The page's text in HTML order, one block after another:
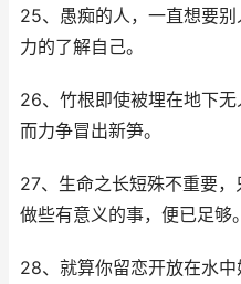
25、愚痴的人，一直想要
力的了解自己。
26、竹根即使被埋在地下
而力争冒出新笋。
27、生命之长短殊不重要
做些有意义的事，便已足够。
28、就算你留恋开放在水